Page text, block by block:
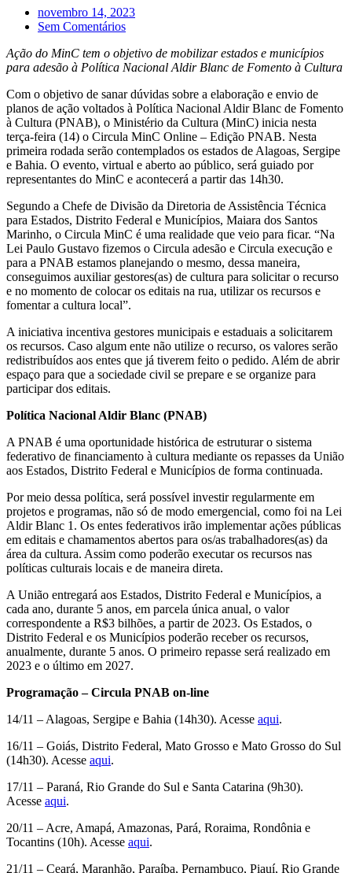
novembro 14, 2023
Sem Comentários
Ação do MinC tem o objetivo de mobilizar estados e municípios
para adesão à Política Nacional Aldir Blanc de Fomento à Cultura
Com o objetivo de sanar dúvidas sobre a elaboração e envio de
planos de ação voltados à Política Nacional Aldir Blanc de Fomento
à Cultura (PNAB), o Ministério da Cultura (MinC) inicia nesta
terça-feira (14) o Circula MinC Online – Edição PNAB. Nesta
primeira rodada serão contemplados os estados de Alagoas, Sergipe
e Bahia. O evento, virtual e aberto ao público, será guiado por
representantes do MinC e acontecerá a partir das 14h30.
Segundo a Chefe de Divisão da Diretoria de Assistência Técnica
para Estados, Distrito Federal e Municípios, Maiara dos Santos
Marinho, o Circula MinC é uma realidade que veio para ficar. “Na
Lei Paulo Gustavo fizemos o Circula adesão e Circula execução e
para a PNAB estamos planejando o mesmo, dessa maneira,
conseguimos auxiliar gestores(as) de cultura para solicitar o recurso
e no momento de colocar os editais na rua, utilizar os recursos e
fomentar a cultura local”.
A iniciativa incentiva gestores municipais e estaduais a solicitarem
os recursos. Caso algum ente não utilize o recurso, os valores serão
redistribuídos aos entes que já tiverem feito o pedido. Além de abrir
espaço para que a sociedade civil se prepare e se organize para
participar dos editais.
Política Nacional Aldir Blanc (PNAB)
A PNAB é uma oportunidade histórica de estruturar o sistema
federativo de financiamento à cultura mediante os repasses da União
aos Estados, Distrito Federal e Municípios de forma continuada.
Por meio dessa política, será possível investir regularmente em
projetos e programas, não só de modo emergencial, como foi na Lei
Aldir Blanc 1. Os entes federativos irão implementar ações públicas
em editais e chamamentos abertos para os/as trabalhadores(as) da
área da cultura. Assim como poderão executar os recursos nas
políticas culturais locais e de maneira direta.
A União entregará aos Estados, Distrito Federal e Municípios, a
cada ano, durante 5 anos, em parcela única anual, o valor
correspondente a R$3 bilhões, a partir de 2023. Os Estados, o
Distrito Federal e os Municípios poderão receber os recursos,
anualmente, durante 5 anos. O primeiro repasse será realizado em
2023 e o último em 2027.
Programação – Circula PNAB on-line
14/11 – Alagoas, Sergipe e Bahia (14h30). Acesse aqui.
16/11 – Goiás, Distrito Federal, Mato Grosso e Mato Grosso do Sul
(14h30). Acesse aqui.
17/11 – Paraná, Rio Grande do Sul e Santa Catarina (9h30).
Acesse aqui.
20/11 – Acre, Amapá, Amazonas, Pará, Roraima, Rondônia e
Tocantins (10h). Acesse aqui.
21/11 – Ceará, Maranhão, Paraíba, Pernambuco, Piauí, Rio Grande